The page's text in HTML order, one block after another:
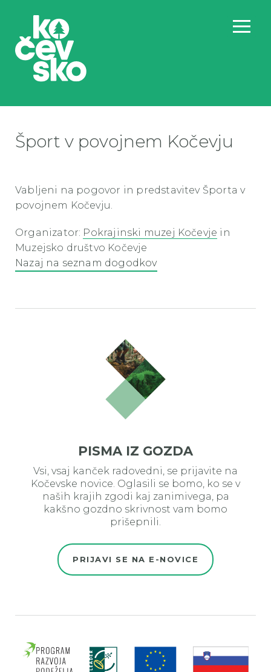
Šport v povojnem Kočevju
Vabljeni na pogovor in predstavitev Športa v
povojnem Kočevju.
Organizator: Pokrajinski muzej Kočevje in
Muzejsko društvo Kočevje
Nazaj na seznam dogodkov
PISMA IZ GOZDA
Vsi, vsaj kanček radovedni, se prijavite na
Kočevske novice. Oglasili se bomo, ko se v
naših krajih zgodi kaj zanimivega, pa
kakšno gozdno skrivnost vam bomo
prišepnili.
PRIJAVI SE NA E-NOVICE